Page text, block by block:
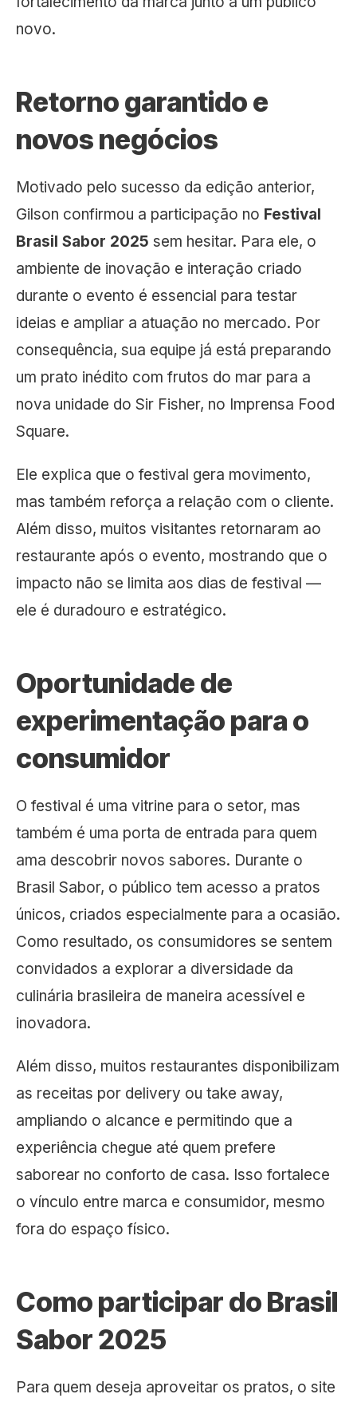
novo.
Retorno garantido e
novos negócios
Motivado pelo sucesso da edição anterior,
Gilson confirmou a participação no Festival
Brasil Sabor 2025 sem hesitar. Para ele, o
ambiente de inovação e interação criado
durante o evento é essencial para testar
ideias e ampliar a atuação no mercado. Por
consequência, sua equipe já está preparando
um prato inédito com frutos do mar para a
nova unidade do Sir Fisher, no Imprensa Food
Square.
Ele explica que o festival gera movimento,
mas também reforça a relação com o cliente.
Além disso, muitos visitantes retornaram ao
restaurante após o evento, mostrando que o
impacto não se limita aos dias de festival —
ele é duradouro e estratégico.
Oportunidade de
experimentação para o
consumidor
O festival é uma vitrine para o setor, mas
também é uma porta de entrada para quem
ama descobrir novos sabores. Durante o
Brasil Sabor, o público tem acesso a pratos
únicos, criados especialmente para a ocasião.
Como resultado, os consumidores se sentem
convidados a explorar a diversidade da
culinária brasileira de maneira acessível e
inovadora.
Além disso, muitos restaurantes disponibilizam
as receitas por delivery ou take away,
ampliando o alcance e permitindo que a
experiência chegue até quem prefere
saborear no conforto de casa. Isso fortalece
o vínculo entre marca e consumidor, mesmo
fora do espaço físico.
Como participar do Brasil
Sabor 2025
Para quem deseja aproveitar os pratos, o site